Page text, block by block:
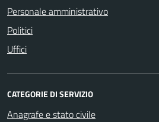
Personale amministrativo
Politici
Uffici
CATEGORIE DI SERVIZIO
Anagrafe e stato civile